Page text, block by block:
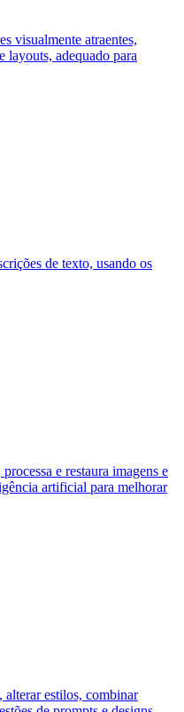
visualmente atraentes,
layouts, adequado para
de texto, usando os
e restaura imagens e
artificial para melhorar
estilos, combinar